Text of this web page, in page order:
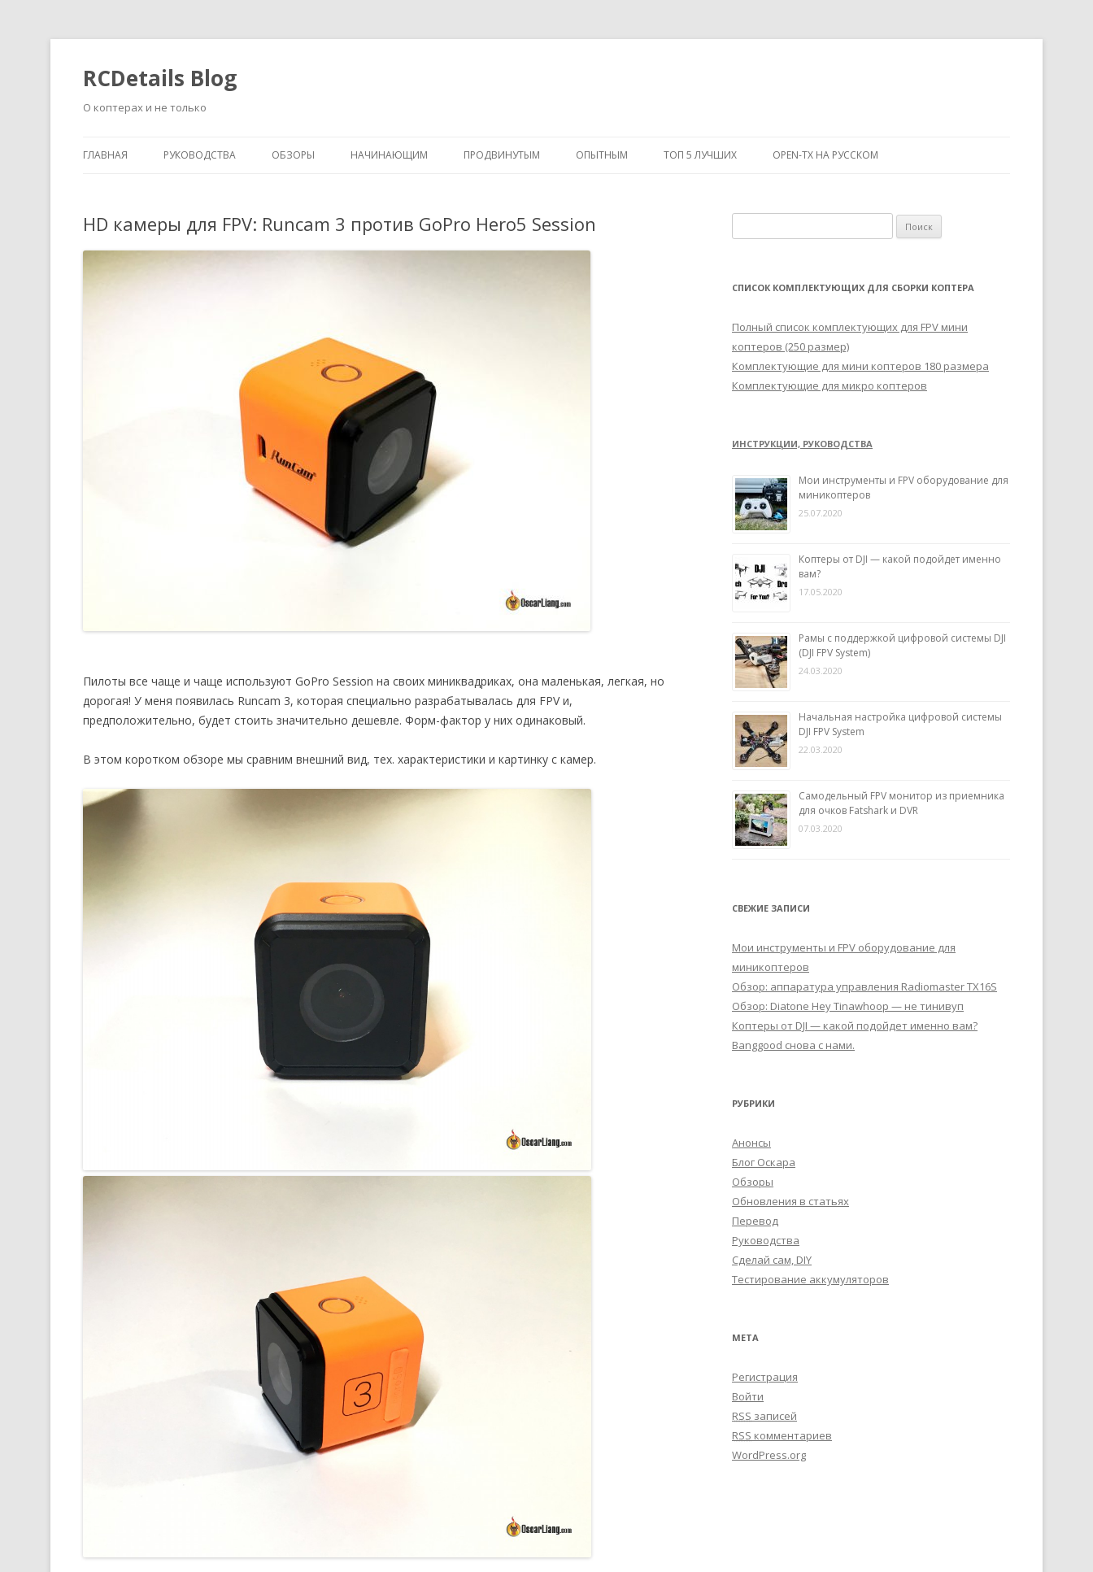
RCDetails Blog
О коптерах и не только
ГЛАВНАЯ РУКОВОДСТВА ОБЗОРЫ НАЧИНАЮЩИМ ПРОДВИНУТЫМ ОПЫТНЫМ ТОП 5 ЛУЧШИХ OPEN-TX НА РУССКОМ
HD камеры для FPV: Runcam 3 против GoPro Hero5 Session
Пилоты все чаще и чаще используют GoPro Session на своих миниквадриках, она маленькая, легкая, но
дорогая! У меня появилась Runcam 3, которая специально разрабатывалась для FPV и,
предположительно, будет стоить значительно дешевле. Форм-фактор у них одинаковый.
В этом коротком обзоре мы сравним внешний вид, тех. характеристики и картинку с камер.
а
т
:
СПИСОК КОМПЛЕКТУЮЩИХ ДЛЯ СБОРКИ КОПТЕРА
Полный список комплектующих для FPV мини
коптеров (250 размер)
Комплектующие для мини коптеров 180 размера
Комплектующие для микро коптеров
ИНСТРУКЦИИ, РУКОВОДСТВА
Мои инструменты и FPV оборудование для
миникоптеров
25.07.2020
Коптеры от DJI — какой подойдет именно
вам?
17.05.2020
Рамы с поддержкой цифровой системы DJI
(DJI FPV System)
24.03.2020
Начальная настройка цифровой системы
DJI FPV System
22.03.2020
Самодельный FPV монитор из приемника
для очков Fatshark и DVR
07.03.2020
СВЕЖИЕ ЗАПИСИ
Мои инструменты и FPV оборудование для
миникоптеров
Обзор: аппаратура управления Radiomaster TX16S
Обзор: Diatone Hey Tinawhoop — не тинивуп
Коптеры от DJI — какой подойдет именно вам?
Banggood снова с нами.
РУБРИКИ
Анонсы
Блог Оскара
Обзоры
Обновления в статьях
Перевод
Руководства
Сделай сам, DIY
Тестирование аккумуляторов
МЕТА
Регистрация
Войти
RSS записей
RSS комментариев
WordPress.org